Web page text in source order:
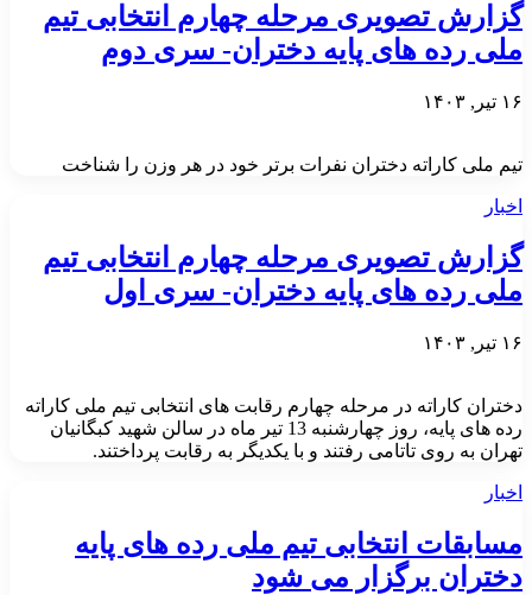
گزارش تصویری مرحله چهارم انتخابی تیم
ملی رده های پایه دختران- سری دوم
۱۶ تیر, ۱۴۰۳
تیم ملی کاراته دختران نفرات برتر خود در هر وزن را شناخت
اخبار
گزارش تصویری مرحله چهارم انتخابی تیم
ملی رده های پایه دختران- سری اول
۱۶ تیر, ۱۴۰۳
دختران کاراته در مرحله چهارم رقابت های انتخابی تیم ملی کاراته
رده های پایه، روز چهارشنبه 13 تیر ماه در سالن شهید کبگانیان
تهران به روی تاتامی رفتند و با یکدیگر به رقابت پرداختند.
اخبار
مسابقات انتخابی تیم ملی رده های پایه
دختران برگزار می شود